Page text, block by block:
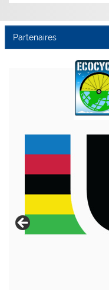
Partenaires